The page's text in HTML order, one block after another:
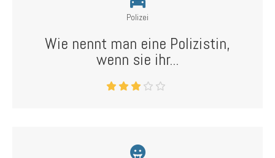
Polizei
Wie nennt man eine Polizistin,
wenn sie ihr...